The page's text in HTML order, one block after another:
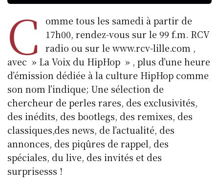
C
omme tous les samedi à partir de
17h00, rendez-vous sur le 99 f.m. RCV
radio ou sur le www.rcv-lille.com ,
avec » La Voix du HipHop » , plus d’une heure
d’émission dédiée à la culture HipHop comme
son nom l’indique; Une sélection de
chercheur de perles rares, des exclusivités,
des inédits, des bootlegs, des remixes, des
classiques,des news, de l’actualité, des
annonces, des piqûres de rappel, des
spéciales, du live, des invités et des
surprisesss !